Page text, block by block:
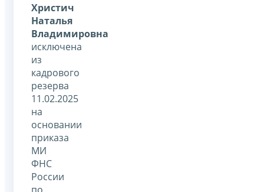
Христич
Наталья
Владимировна
исключена
из
кадрового
резерва
11.02.2025
на
основании
приказа
МИ
ФНС
России
по